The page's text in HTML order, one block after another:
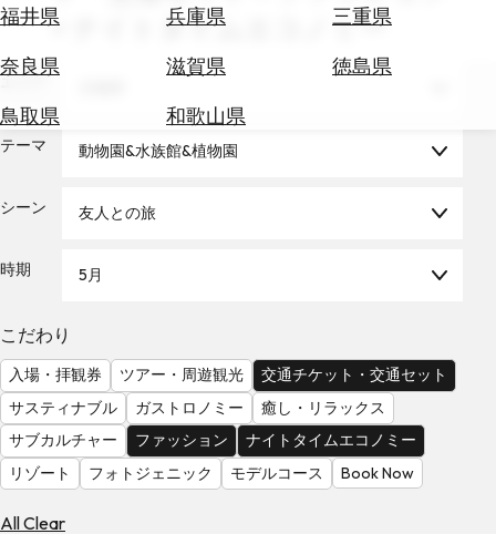
福井県
兵庫県
三重県
奈良県
滋賀県
徳島県
鳥取県
和歌山県
券
テ
を
る
× ナイトタイムエコノミー
エリア
テーマ 動物園&水族館&植物園
シーン 友人との旅
時期 5月
こだわり
入場・拝観券 ツアー・周遊観光
交通チケット・交通セット
サスティナブル
ガストロノミー
癒し・リラックス
サブカルチャー
ファッション
ナイトタイムエコノミー
リゾート
フォトジェニック モデルコース Book Now
All Clear